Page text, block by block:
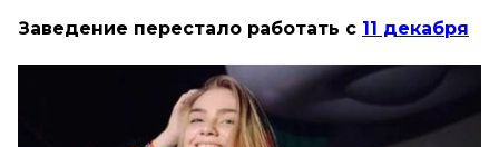
Заведение перестало работать с 11 декабря